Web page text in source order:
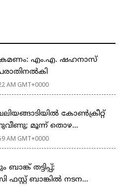
എം.എ. ഷഹനാസ്
AM GMT+0000
കോൺക്രീറ്റ്
മൂന്ന് തൊഴ...
AM GMT+0000
ബാങ്ക് തട്ടിപ്പ്;
ബാങ്കിൽ നടന...